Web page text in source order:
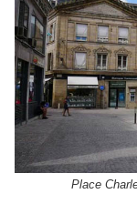
Place